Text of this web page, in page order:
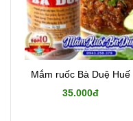
Mắm ruốc Bà Duệ Huế
35.000đ